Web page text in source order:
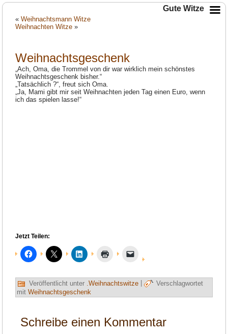
«Weihnachtsmann Witze
Weihnachten Witze »
Weihnachtsgeschenk
„Ach, Oma, die Trommel von dir war wirklich mein schönstes
Weihnachtsgeschenk bisher.“
„Tatsächlich ?“, freut sich Oma.
„Ja, Mami gibt mir seit Weihnachten jeden Tag einen Euro, wenn
ich das spielen lasse!“
Jetzt Teilen:
Veröffentlicht unter .Weihnachtswitze |
Verschlagwortet
mit Weihnachtsgeschenk
Schreibe einen Kommentar
Gute Witze